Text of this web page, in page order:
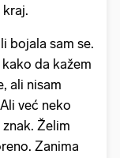
bojala sam se.
da kažem
ali nisam
već neko
Želim
Zanima